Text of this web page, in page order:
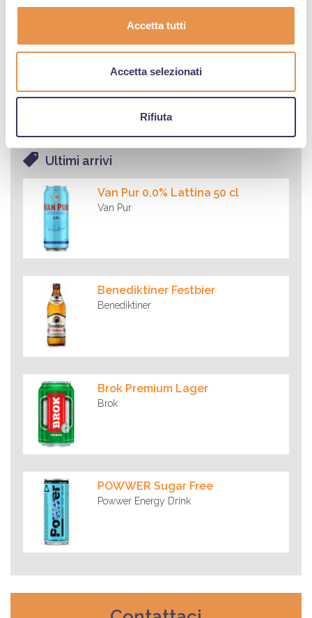
Accetta tutti
Accetta selezionati
Rifiuta
Lucilla si rinnova: nuovo look, stessa identità
Birra Lucilla è sulle tavole italiane dal 2008, quasi vent'anni in cui
ha guadagnato il suo posto sulle tavole degli italiani. Oggi si
rinnova nel look, con nuove etichette che lavorano sul colore in
Ultimi arrivi
Van Pur 0,0% Lattina 50 cl
Van Pur
Benediktiner Festbier
Benediktiner
Brok Premium Lager
Brok
POWWER Sugar Free
Powwer Energy Drink